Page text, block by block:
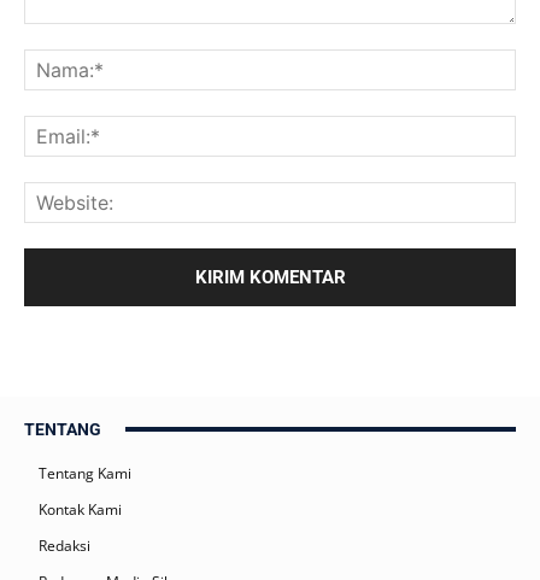
TENTANG
Tentang Kami
Kontak Kami
Redaksi